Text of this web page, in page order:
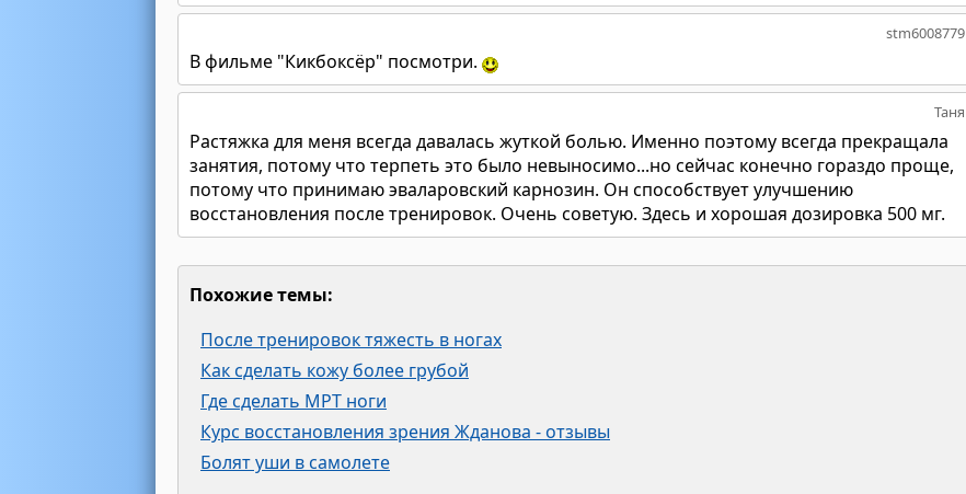
stm6008779
В фильме "Кикбоксёр" посмотри.
Таня
Растяжка для меня всегда давалась жуткой болью. Именно поэтому всегда прекращала
занятия, потому что терпеть это было невыносимо...но сейчас конечно гораздо проще,
потому что принимаю эваларовский карнозин. Он способствует улучшению
восстановления после тренировок. Очень советую. Здесь и хорошая дозировка 500 мг.
Похожие темы:
После тренировок тяжесть в ногах
Как сделать кожу более грубой
Где сделать МРТ ноги
Курс восстановления зрения Жданова - отзывы
Болят уши в самолете